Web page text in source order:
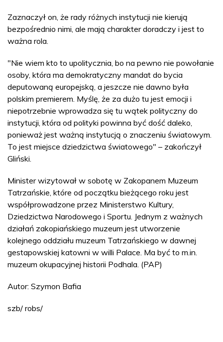
Zaznaczył on, że rady różnych instytucji nie kierują
bezpośrednio nimi, ale mają charakter doradczy i jest to
ważna rola.
"Nie wiem kto to upolitycznia, bo na pewno nie powołanie
osoby, która ma demokratyczny mandat do bycia
deputowaną europejską, a jeszcze nie dawno była
polskim premierem. Myślę, że za dużo tu jest emocji i
niepotrzebnie wprowadza się tu wątek polityczny do
instytucji, która od polityki powinna być dość daleko,
ponieważ jest ważną instytucją o znaczeniu światowym.
To jest miejsce dziedzictwa światowego" – zakończył
Gliński.
Minister wizytował w sobotę w Zakopanem Muzeum
Tatrzańskie, które od początku bieżącego roku jest
współprowadzone przez Ministerstwo Kultury,
Dziedzictwa Narodowego i Sportu. Jednym z ważnych
działań zakopiańskiego muzeum jest utworzenie
kolejnego oddziału muzeum Tatrzańskiego w dawnej
gestapowskiej katowni w willi Palace. Ma być to m.in.
muzeum okupacyjnej historii Podhala. (PAP)
Autor: Szymon Bafia
szb/ robs/